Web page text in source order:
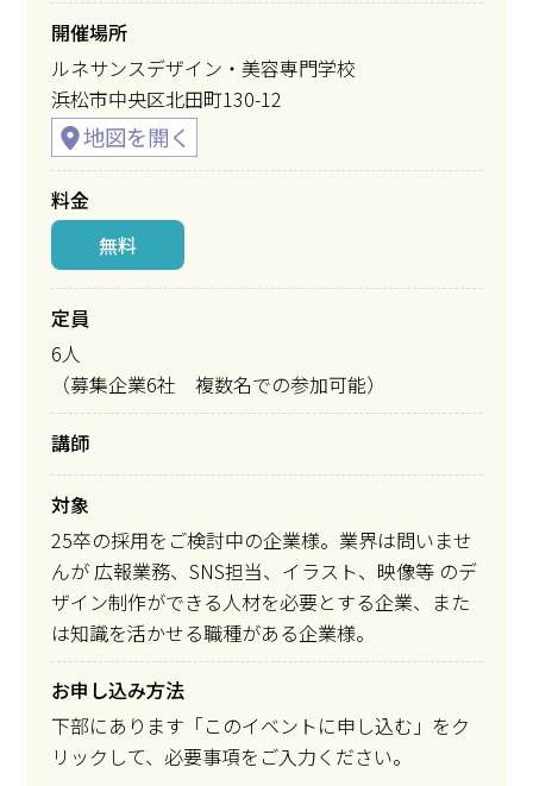
開催場所
ルネサンスデザイン・美容専門学校
浜松市中央区北田町130-12
料金
無料
定員
6人
（募集企業6社 複数名での参加可能）
講師
対象
25卒の採用をご検討中の企業様。業界は問いませ
んが 広報業務、SNS担当、イラスト、映像等 のデ
ザイン制作ができる人材を必要とする企業、また
は知識を活かせる職種がある企業様。
お申し込み方法
下部にあります「このイベントに申し込む」をク
リックして、必要事項をご入力ください。